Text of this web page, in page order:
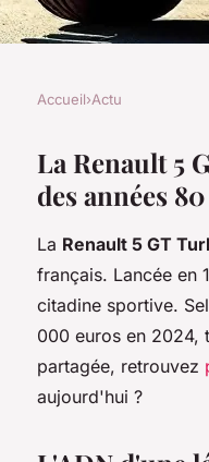
et
5 gt
Accueil›Actu
La Renault 5
des années
La Renault 5 GT
français. Lancée en
citadine sportive.
000 euros en 2024,
partagée, retrouvez
aujourd'hui ?